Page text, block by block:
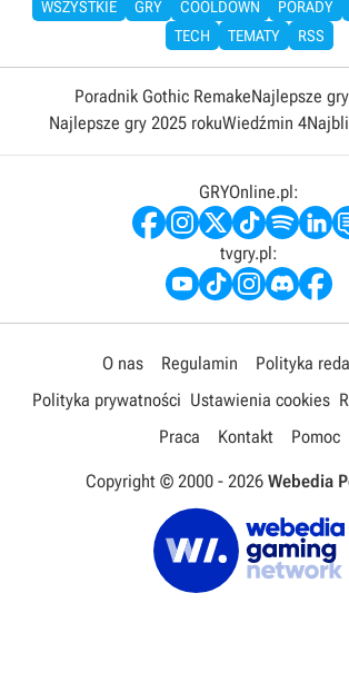
WSZYSTKIE GRY COOLDOWN PORADY
TECH
TEMATY RSS
Poradnik Gothic RemakeNajlepsze
Najlepsze gry 2025 rokuWiedźmin 4
GRYOnline.pl:
tvgry.pl:
O nas Regulamin
Polityka
Polityka prywatności Ustawienia cookies
Praca
Kontakt Pomoc
Copyright © 2000 - 2026 Webedia